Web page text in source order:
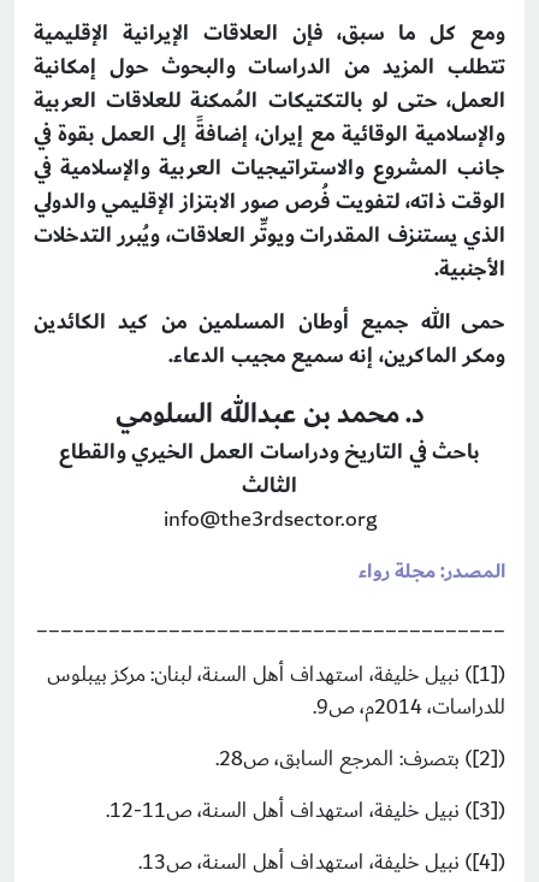
ومع كل ما سبق، فإن العلاقات الإيرانية الإقليمية
تتطلب المزيد من الدراسات والبحوث حول إمكانية
العمل، حتى لو بالتكتيكات المُمكنة للعلاقات العربية
والإسلامية الوقائية مع إيران، إضافةً إلى العمل بقوة في
جانب المشروع والاستراتيجيات العربية والإسلامية في
الوقت ذاته، لتفويت فُرص صور الابتزاز الإقليمي والدولي
الذي يستنزف المقدرات ويوتِّر العلاقات، ويُبرر التدخلات
الأجنبية.
حمى الله جميع أوطان المسلمين من كيد الكائدين
ومكر الماكرين، إنه سميع مجيب الدعاء.
د. محمد بن عبدالله السلومي
باحث في التاريخ ودراسات العمل الخيري والقطاع
الثالث
info@the3rdsector.org
المصدر: مجلة رواء
_______________________________________
([1]) نبيل خليفة، استهداف أهل السنة، لبنان: مركز بيبلوس
للدراسات، 2014م، ص9.
([2]) بتصرف: المرجع السابق، ص28.
([3]) نبيل خليفة، استهداف أهل السنة، ص11-12.
([4]) نبيل خليفة، استهداف أهل السنة، ص13.